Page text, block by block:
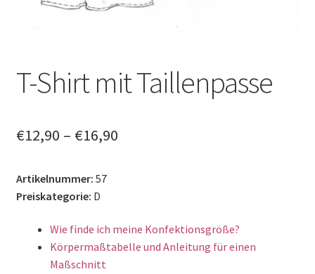
T-Shirt mit Taillenpasse
€12,90 – €16,90
Artikelnummer: 57
Preiskategorie: D
Wie finde ich meine Konfektionsgröße?
Körpermaßtabelle und Anleitung für einen
Maßschnitt